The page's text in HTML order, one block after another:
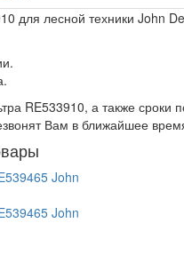
для лесной техники John
RE533910, а также сроки
Вам в ближайшее